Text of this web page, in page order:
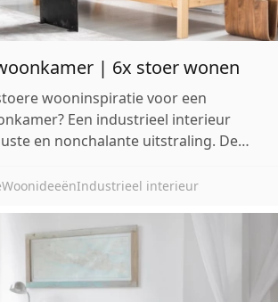
| 6x stoer wonen
wooninspiratie voor een
Een industrieel interieur
en nonchalante uitstraling. De
gek. Benieuwd hoe deze woonstijl
WoonideeënIndustrieel interieur